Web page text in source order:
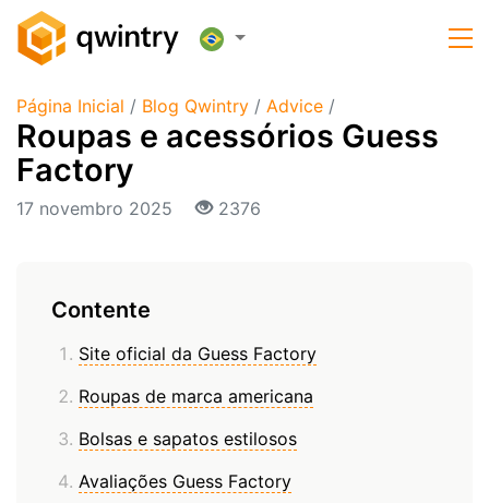
Página Inicial / Blog Qwintry / Advice /
Roupas e acessórios Guess
Factory
17 novembro 2025 2376
Contente
Site oficial da Guess Factory
Roupas de marca americana
Bolsas e sapatos estilosos
Avaliações Guess Factory